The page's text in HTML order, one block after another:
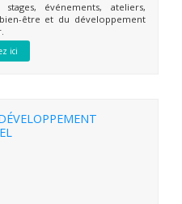
événements, ateliers,
être et du développement
ici